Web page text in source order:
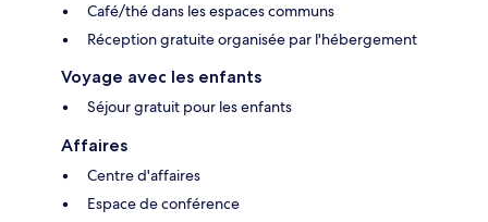
Café/thé dans les espaces communs
Réception gratuite organisée par l'hébergement
Voyage avec les enfants
Séjour gratuit pour les enfants
Affaires
Centre d'affaires
Espace de conférence